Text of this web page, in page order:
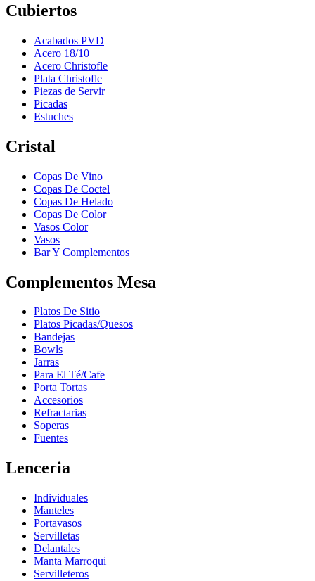
Cubiertos
Acabados PVD
Acero 18/10
Acero Christofle
Plata Christofle
Piezas de Servir
Picadas
Estuches
Cristal
Copas De Vino
Copas De Coctel
Copas De Helado
Copas De Color
Vasos Color
Vasos
Bar Y Complementos
Complementos Mesa
Platos De Sitio
Platos Picadas/Quesos
Bandejas
Bowls
Jarras
Para El Té/Cafe
Porta Tortas
Accesorios
Refractarias
Soperas
Fuentes
Lenceria
Individuales
Manteles
Portavasos
Servilletas
Delantales
Manta Marroqui
Servilleteros